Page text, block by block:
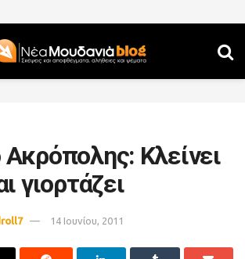
Kλείνει
γιορτάζει
14 Ιουνίου, 2011